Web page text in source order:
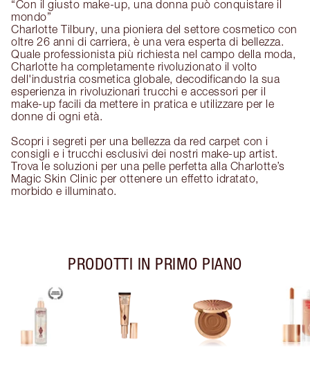
“Con il giusto make-up, una donna può conquistare il
mondo”
Charlotte Tilbury, una pioniera del settore cosmetico con
oltre 26 anni di carriera, è una vera esperta di bellezza.
Quale professionista più richiesta nel campo della moda,
Charlotte ha completamente rivoluzionato il volto
dell'industria cosmetica globale, decodificando la sua
esperienza in rivoluzionari trucchi e accessori per il
make-up facili da mettere in pratica e utilizzare per le
donne di ogni età.
Scopri i segreti per una bellezza da red carpet con i
consigli e i trucchi esclusivi dei nostri make-up artist.
Trova le soluzioni per una pelle perfetta alla Charlotte’s
Magic Skin Clinic per ottenere un effetto idratato,
morbido e illuminato.
PRODOTTI IN PRIMO PIANO